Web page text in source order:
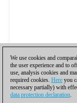
We use cookies and
the user experience and to
use, analysis cookies and
required cookies. Here you
necessary partially) with
data protection declaration.